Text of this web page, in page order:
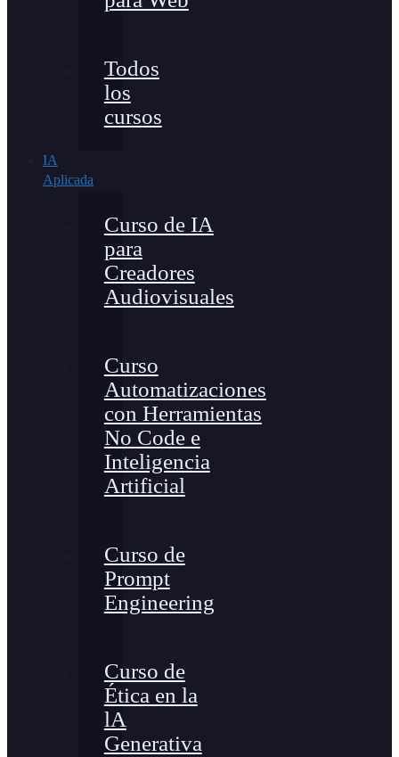
Todos
los
cursos
IA
Aplicada
Curso de IA
para
Creadores
Audiovisuales
Curso
Automatizaciones
con Herramientas
No Code e
Inteligencia
Artificial
Curso de
Prompt
Engineering
Curso de
Ética en la
lA
Generativa